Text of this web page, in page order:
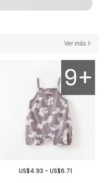
Ver más
9+
US$4.93 - US$6.71